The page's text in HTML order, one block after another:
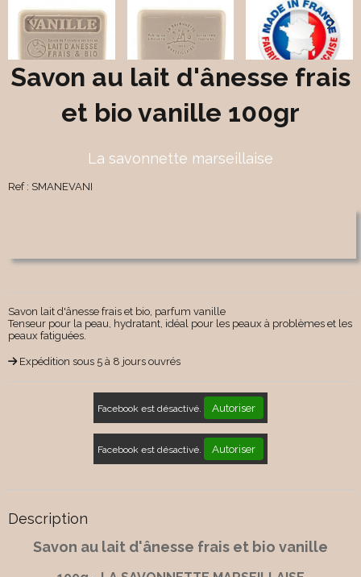
Savon au lait d'ânesse frais
et bio vanille 100gr
La savonnette marseillaise
Ref : SMANEVANI
Savon lait d'ânesse frais et bio, parfum vanille
Tenseur pour la peau, hydratant, idéal pour les peaux à problèmes et les
peaux fatiguées.
Expédition sous 5 à 8 jours ouvrés
Facebook est désactivé. Autoriser
Facebook est désactivé. Autoriser
Description
Savon au lait d'ânesse frais et bio vanille